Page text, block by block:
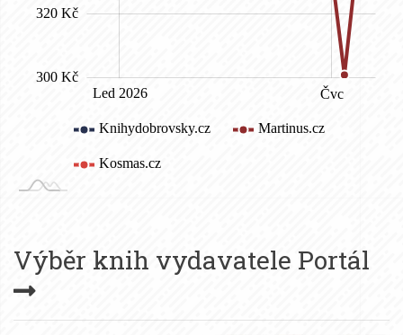
Výběr knih vydavatele Portál